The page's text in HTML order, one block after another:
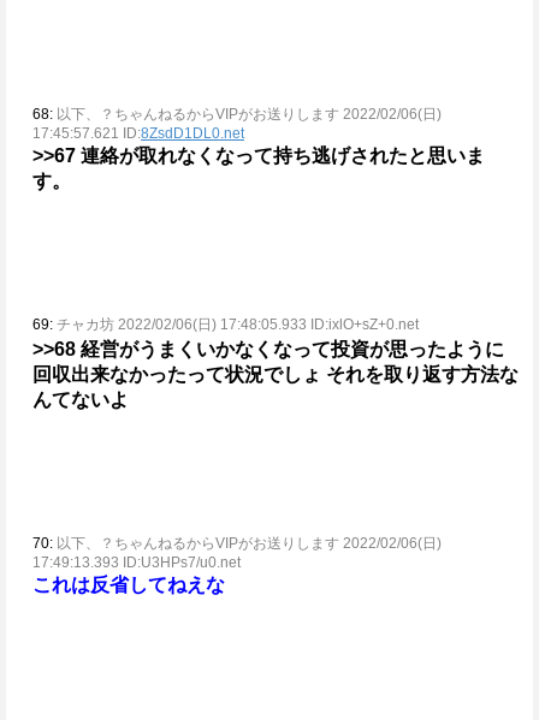
68: 以下、？ちゃんねるからVIPがお送りします 2022/02/06(日)
17:45:57.621 ID:8ZsdD1DL0.net
>>67 連絡が取れなくなって持ち逃げされたと思いま
す。
69: チャカ坊 2022/02/06(日) 17:48:05.933 ID:ixlO+sZ+0.net
>>68 経営がうまくいかなくなって投資が思ったように
回収出来なかったって状況でしょ それを取り返す方法な
んてないよ
70: 以下、？ちゃんねるからVIPがお送りします 2022/02/06(日)
17:49:13.393 ID:U3HPs7/u0.net
これは反省してねえな